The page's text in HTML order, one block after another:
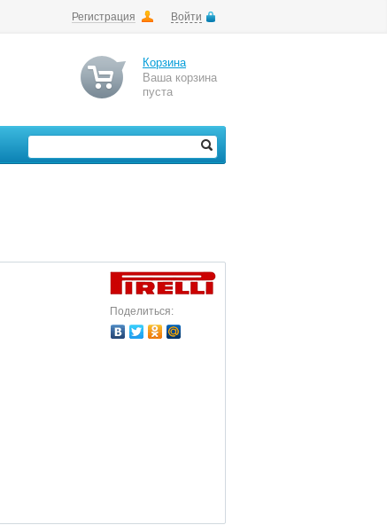
Регистрация Войти
Корзина
Ваша корзина
пуста
Поделиться: